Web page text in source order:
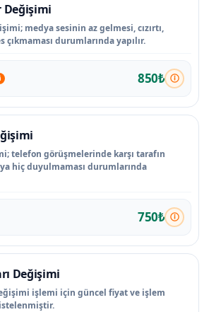
Değişimi
medya sesinin az gelmesi, cızırtı,
çıkmaması durumlarında yapılır.
850₺
telefon görüşmelerinde karşı tarafın
hiç duyulmaması durumlarında
750₺
Değişimi
işlemi için güncel fiyat ve işlem